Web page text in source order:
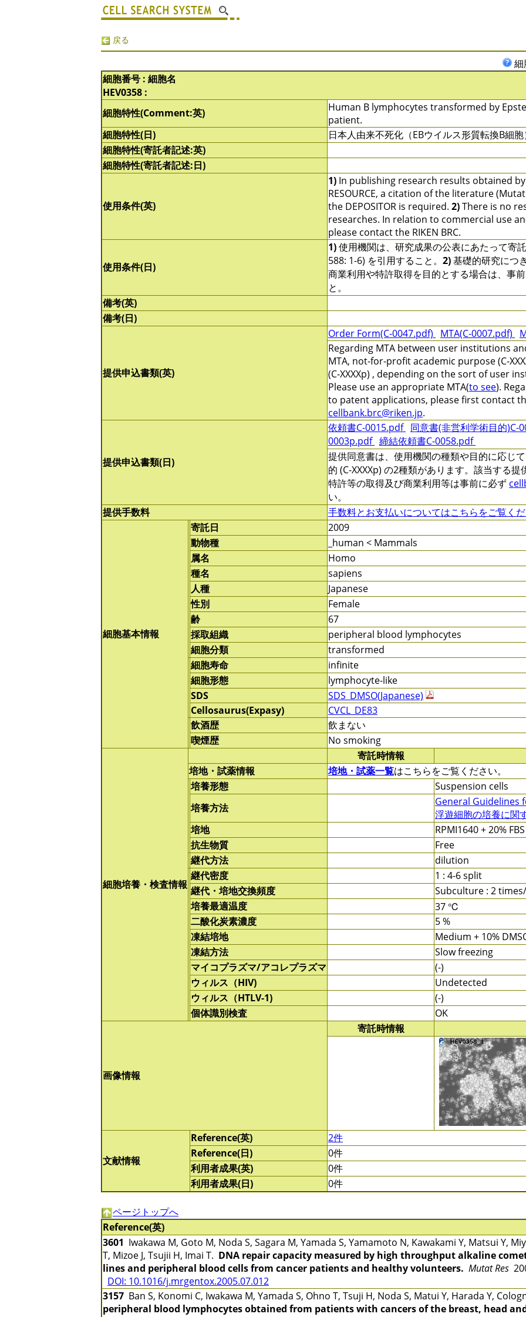
戻る
細
細胞番号 : 細胞名
HEV0358 :
細胞特性(Comment:英)
Human B lymphocytes transformed by
patient.
細胞特性(日)
日本人由来不死化（EBウイルス形質転換B細
細胞特性(寄託者記述:英)
細胞特性(寄託者記述:日)
使用条件(英)
1) In publishing research results obtained by
RESOURCE, a citation of the literature
the DEPOSITOR is required. 2)There is no
researches. In relation to commercial use
please contact the RIKEN BRC.
使用条件(日)
1)使用機関は、研究成果の公表にあたって寄
588: 1-6) を引用すること。 2)基礎的研究につ
商業利用や特許取得を目的とする場合は、事
と。
備考(英)
備考(日)
提供申込書類(英)
Order Form(C-0047.pdf) MTA(C-0007.pdf)
Regarding MTA between user institutions
MTA, not-for-profit academic purpose (C-
(C-XXXXp) , depending on the sort of user
Please use an appropriate MTA(to see).
to patent applications, please first contact
cellbank.brc@riken.jp.
提供申込書類(日)
依頼書C-0015.pdf 同意書(非営利学術目的)C-
0003p.pdf 締結依頼書C-0058.pdf
提供同意書は、使用機関の種類や目的に応じ
的 (C-XXXXp) の2種類があります。該当する
特許等の取得及び商業利用等は事前に必ず
い。
提供手数料
手数料とお支払いについてはこちらをご覧くだ
細胞基本情報
寄託日
2009
動物種
_human < Mammals
属名
Homo
種名
sapiens
人種
Japanese
性別
Female
齢
67
採取組織
peripheral blood lymphocytes
細胞分類
transformed
細胞寿命
infinite
細胞形態
lymphocyte-like
SDS
SDS_DMSO(Japanese)
Cellosaurus(Expasy)
CVCL_DE83
飲酒歴
飲まない
喫煙歴
No smoking
細胞培養・検査情報
寄託時情報
培地・試薬情報
培地・試薬一覧はこちらをご覧ください。
培養形態
Suspension cells
培養方法
General Guidelines
浮遊細胞の培養に関
培地
RPMI1640 + 20% FBS
抗生物質
Free
継代方法
dilution
継代密度
1 : 4-6 split
継代・培地交換頻度
Subculture : 2
培養最適温度
37 ℃
二酸化炭素濃度
5 %
凍結培地
Medium + 10%
凍結方法
Slow freezing
マイコプラズマ/アコレプラズマ
(-)
ウィルス（HIV)
Undetected
ウィルス（HTLV-1)
(-)
個体識別検査
OK
画像情報
寄託時情報
文献情報
Reference(英)
2件
Reference(日)
0件
利用者成果(英)
0件
利用者成果(日)
0件
ページトップへ
Reference(英)
3601 Iwakawa M, Goto M, Noda S, Sagara M, Yamada S, Yamamoto N, Kawakami Y, Matsui Y,
T, Mizoe J, Tsujii H, Imai T. DNA repair capacity measured by high throughput alkaline
lines and peripheral blood cells from cancer patients and healthy volunteers. Mutat Res
DOI: 10.1016/j.mrgentox.2005.07.012
3157 Ban S, Konomi C, Iwakawa M, Yamada S, Ohno T, Tsuji H, Noda S, Matui Y, Harada Y,
peripheral blood lymphocytes obtained from patients with cancers of the breast, head